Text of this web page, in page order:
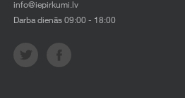
info@iepirkumi.lv
Darba dienās 09:00 - 18:00